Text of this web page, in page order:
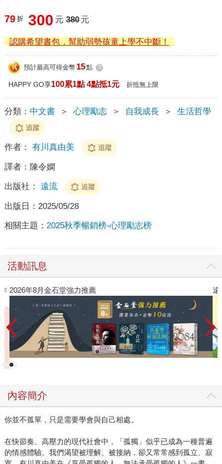
79 折 300 元 380 元
認購希望書包，幫助弱勢孩童上學不中斷！
預計最高可得金幣 15點 ?
HAPPY GO享100累1點 4點抵1元 折抵無上限
分類： 中文書 ＞ 心理勵志 ＞ 自我成長 ＞ 生活哲學
追蹤
作者： 有川真由美 追蹤
譯者： 陳令嫻
出版社： 遠流 追蹤
出版日： 2025/05/28
相關主題： 2025秋季暢銷榜-心理勵志榜
活動訊息
2026年8月金石堂強力推薦 遠
內容簡介
你並不孤單，只是需要學會與自己相處。
在快節奏、高壓力的現代社會中，「孤獨」似乎已成為一種普遍
的情感體驗。我們渴望被理解、被接納，卻又常常感到孤立、寂